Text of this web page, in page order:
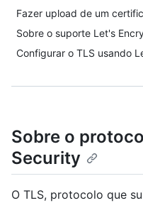
Fazer upload de um
Sobre o suporte Let's
Configurar o TLS usando
Sobre o
Security
O TLS, protocolo que